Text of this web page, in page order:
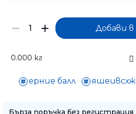
0.000 кг
ерние балл яшеивсхж
Бърза поръчка без регистрация